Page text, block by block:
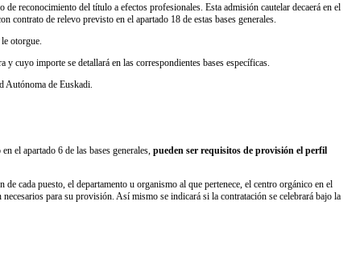
reconocimiento del título a efectos profesionales. Esta admisión cautelar decaerá en el
de relevo previsto en el apartado 18 de estas bases generales.
otorgue.
cuyo importe se detallará en las correspondientes bases específicas.
Autónoma de Euskadi.
el apartado 6 de las bases generales, pueden ser requisitos de provisión el perfil
cada puesto, el departamento u organismo al que pertenece, el centro orgánico en el
para su provisión. Así mismo se indicará si la contratación se celebrará bajo la